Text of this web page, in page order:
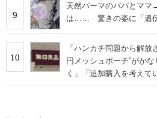
9
天然パーマのパパとマ
は…… 驚きの姿に「遺伝
10
「ハンカチ問題から解
円メッシュポーチ”がか
く」「追加購入を考えて